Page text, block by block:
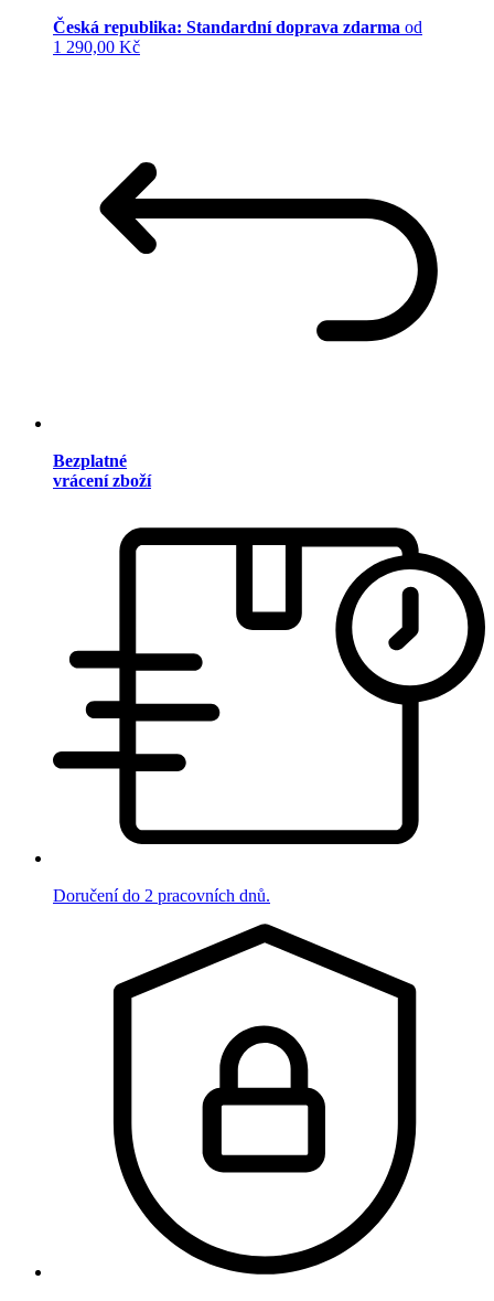
Česká republika: Standardní doprava zdarma od
1 290,00 Kč
Bezplatné
vrácení zboží
Doručení do 2 pracovních dnů.